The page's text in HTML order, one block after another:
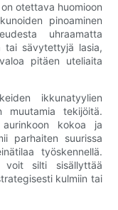
otettava huomioon
pinoaminen
uhraamatta
tai sävytettyjä lasia,
pitäen uteliaita
ikkunatyylien
muutamia tekijöitä.
kokoa ja
parhaiten suurissa
työskennellä.
voit silti sisällyttää
kulmiin tai